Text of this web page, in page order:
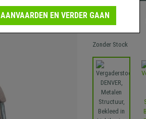
199,90 €
Zonder Stock
AANVAARDEN EN VERDER GAAN